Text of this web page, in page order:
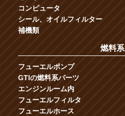
コンピュータ
シール、オイルフィルター
補機類
燃料系
フューエルポンプ
GTIの燃料系パーツ
エンジンルーム内
フューエルフィルタ
フューエルホース